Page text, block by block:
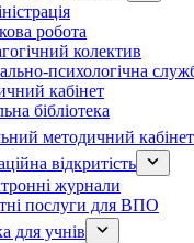
робота
колектив
психологічна
кабінет
бібліотека
методичний кабінет
відкритість
журнали
послуги для ВПО
для учнів